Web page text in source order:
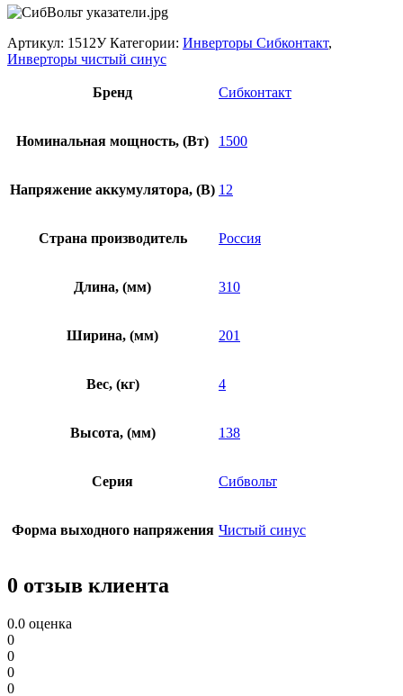
Артикул: 1512У Категории: Инверторы Сибконтакт,
Инверторы чистый синус
Бренд Сибконтакт
Номинальная мощность, (Вт) 1500
Напряжение аккумулятора, (В) 12
Страна производитель Россия
Длина, (мм) 310
Ширина, (мм) 201
Вес, (кг) 4
Высота, (мм) 138
Серия Сибвольт
Форма выходного напряжения Чистый синус
0 отзыв клиента
0.0 оценка
0
0
0
0